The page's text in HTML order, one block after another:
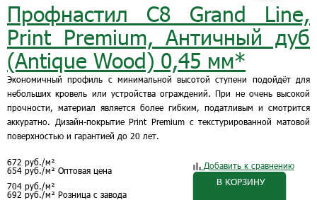
Профнастил С8 Grand Line,
Print Premium, Античный дуб
(Antique Wood) 0,45 мм*
Экономичный профиль с минимальной высотой ступени подойдёт для
небольших кровель или устройства ограждений. При не очень высокой
прочности, материал является более гибким, податливым и смотрится
аккуратно. Дизайн-покрытие Print Premium с текстурированной матовой
поверхностью и гарантией до 20 лет.
672 руб./м²
654 руб./м² Оптовая цена
704 руб./м²
692 руб./м² Розница с завода
Добавить к сравнению
В КОРЗИНУ